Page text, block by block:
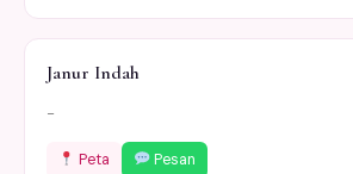
Janur Indah
-
Peta Pesan